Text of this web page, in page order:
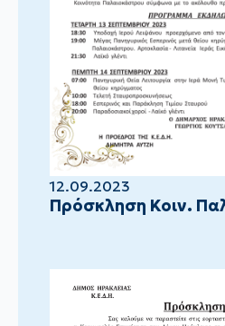
12.09.2023
Πρόσκληση Κοιν.